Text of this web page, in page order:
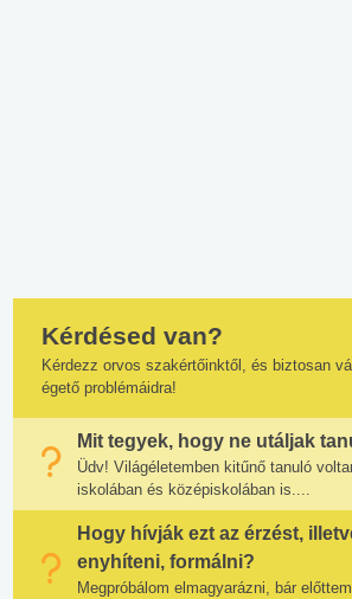
Kérdésed van?
Kérdezz orvos szakértőinktől, és biztosan
égető problémáidra!
Mit tegyek, hogy ne utáljak
Üdv! Világéletemben kitűnő tanuló
iskolában és középiskolában is....
Hogy hívják ezt az érzést,
enyhíteni, formálni?
Megpróbálom elmagyarázni, bár